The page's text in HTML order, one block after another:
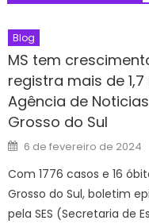
Blog
MS tem
registra mais de
Agência de
Grosso do Sul
Posted
on
6 de fevereiro de 2024
Com 1776 casos e 16
Grosso do Sul, boletim
pela SES (Secretaria de